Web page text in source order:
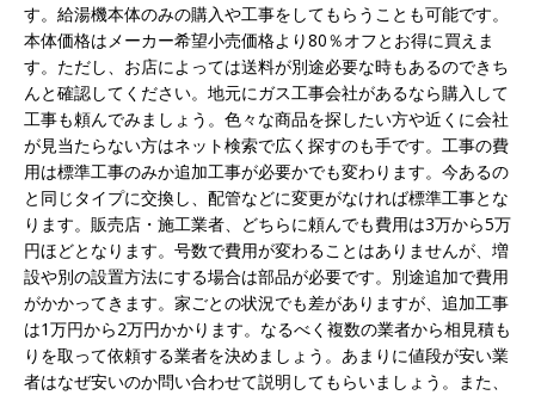
す。給湯機本体のみの購入や工事をしてもらうことも可能です。
本体価格はメーカー希望小売価格より80％オフとお得に買えま
す。ただし、お店によっては送料が別途必要な時もあるのできち
んと確認してください。地元にガス工事会社があるなら購入して
工事も頼んでみましょう。色々な商品を探したい方や近くに会社
が見当たらない方はネット検索で広く探すのも手です。工事の費
用は標準工事のみか追加工事が必要かでも変わります。今あるの
と同じタイプに交換し、配管などに変更がなければ標準工事とな
ります。販売店・施工業者、どちらに頼んでも費用は3万から5万
円ほどとなります。号数で費用が変わることはありませんが、増
設や別の設置方法にする場合は部品が必要です。別途追加で費用
がかかってきます。家ごとの状況でも差がありますが、追加工事
は1万円から2万円かかります。なるべく複数の業者から相見積も
りを取って依頼する業者を決めましょう。あまりに値段が安い業
者はなぜ安いのか問い合わせて説明してもらいましょう。また、